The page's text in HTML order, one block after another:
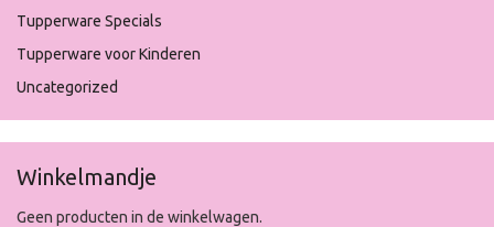
Tupperware Specials
Tupperware voor Kinderen
Uncategorized
Winkelmandje
Geen producten in de winkelwagen.